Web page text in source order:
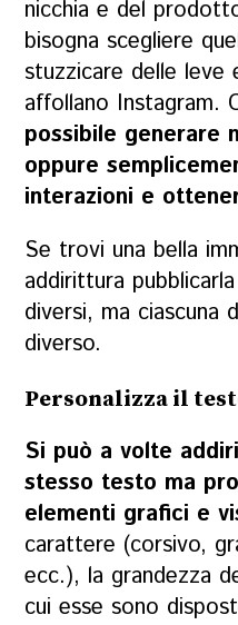
nicchia e del
bisogna scegliere
stuzzicare delle
affollano Instagram.
possibile generare
oppure
interazioni e
Se trovi una bella
addirittura
diversi, ma ciascuna
diverso.
Personalizza il
Si può a volte
stesso testo ma
elementi grafici e
carattere (corsivo,
ecc.), la grandezza
cui esse sono